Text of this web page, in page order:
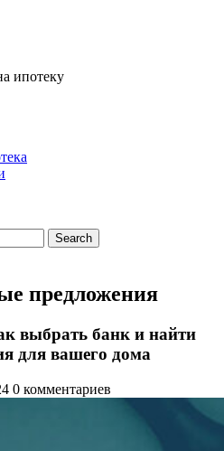
ипотеку
Search
предложения
выбрать банк и найти
для вашего дома
0 комментариев